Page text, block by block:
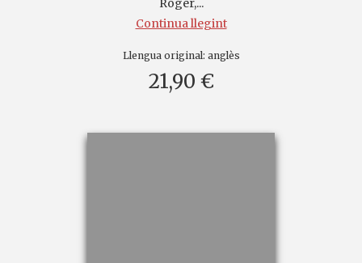
Roger,...
Continua llegint
Llengua original: anglès
21,90 €